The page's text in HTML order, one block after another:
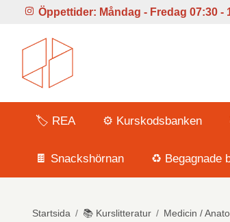
Öppettider: Måndag - Fredag 07:30 -
🏷️ REA ⚙️ Kurskodsbanken
🍫 Snackshörnan ♻️ Begagnade
Startsida / 📚 Kurslitteratur / Medicin /